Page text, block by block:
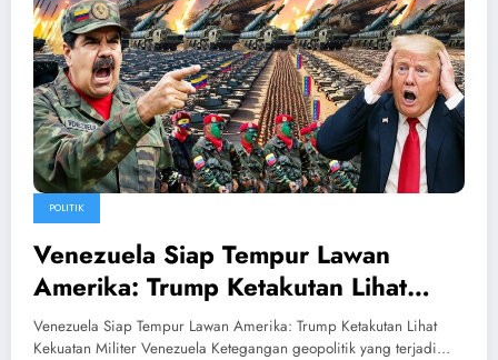
POLITIK
Venezuela Siap Tempur Lawan
Amerika: Trump Ketakutan Lihat
Kekuatan Militer Venezuela
Venezuela Siap Tempur Lawan Amerika: Trump Ketakutan Lihat
Kekuatan Militer Venezuela Ketegangan geopolitik yang terjadi…